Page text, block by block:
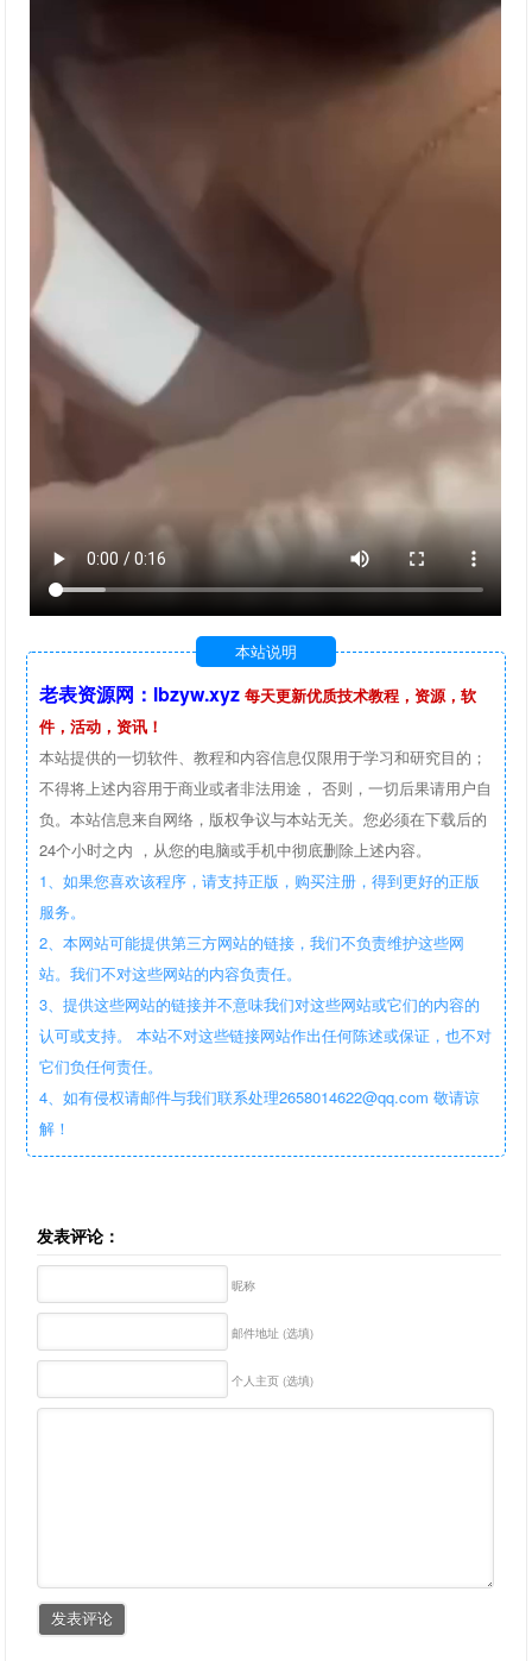
本站说明
老表资源网：lbzyw.xyz 每天更新优质技术教程，资源，软
件，活动，资讯！
本站提供的一切软件、教程和内容信息仅限用于学习和研究目的；
不得将上述内容用于商业或者非法用途， 否则，一切后果请用户自
负。本站信息来自网络，版权争议与本站无关。您必须在下载后的
24个小时之内 ，从您的电脑或手机中彻底删除上述内容。
1、如果您喜欢该程序，请支持正版，购买注册，得到更好的正版
服务。
2、本网站可能提供第三方网站的链接，我们不负责维护这些网
站。我们不对这些网站的内容负责任。
3、提供这些网站的链接并不意味我们对这些网站或它们的内容的
认可或支持。 本站不对这些链接网站作出任何陈述或保证，也不对
它们负任何责任。
4、如有侵权请邮件与我们联系处理2658014622@qq.com 敬请谅
解！
发表评论：
昵称
邮件地址 (选填)
个人主页 (选填)